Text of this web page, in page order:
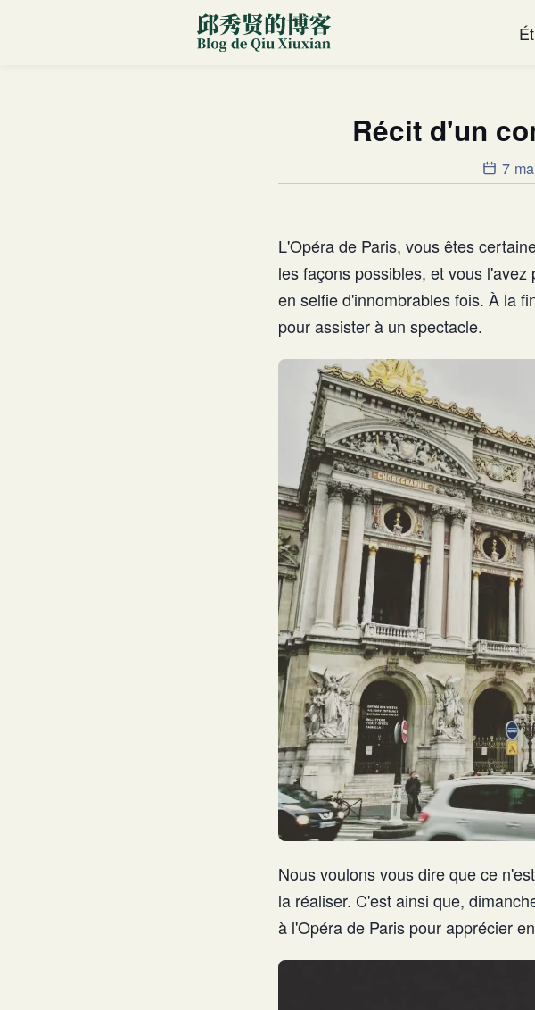
Récit d'un
7
L'Opéra de Paris, vous êtes
les façons possibles, et vous
en selfie d'innombrables fois. À la
pour assister à un spectacle.
Nous voulons vous dire que ce
la réaliser. C'est ainsi que,
à l'Opéra de Paris pour apprécier